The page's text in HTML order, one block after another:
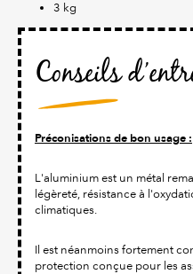
3 kg
Conseils
Préconisations de bon usage :
L'aluminium est un métal
légèreté, résistance à
climatiques.
Il est néanmoins fortement
protection conçue pour les